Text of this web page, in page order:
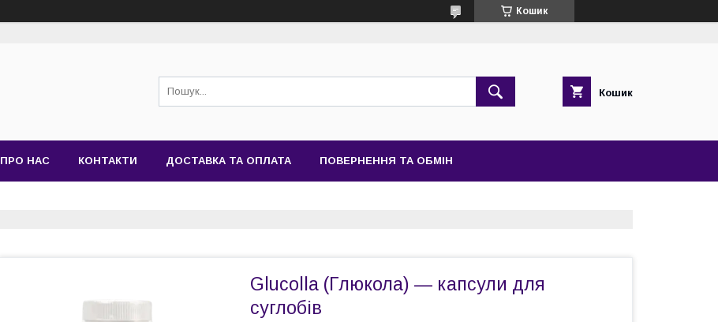
Кошик
Кошик
ПРО НАС КОНТАКТИ ДОСТАВКА ТА ОПЛАТА ПОВЕРНЕННЯ ТА ОБМІН
Glucolla (Глюкола) — капсули для
суглобів